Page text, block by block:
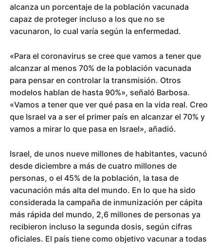
alcanza un porcentaje de la población vacunada
capaz de proteger incluso a los que no se
vacunaron, lo cual varía según la enfermedad.
«Para el coronavirus se cree que vamos a tener que
alcanzar al menos 70% de la población vacunada
para pensar en controlar la transmisión. Otros
modelos hablan de hasta 90%», señaló Barbosa.
«Vamos a tener que ver qué pasa en la vida real. Creo
que Israel va a ser el primer país en alcanzar el 70% y
vamos a mirar lo que pasa en Israel», añadió.
Israel, de unos nueve millones de habitantes, vacunó
desde diciembre a más de cuatro millones de
personas, o el 45% de la población, la tasa de
vacunación más alta del mundo. En lo que ha sido
considerada la campaña de inmunización per cápita
más rápida del mundo, 2,6 millones de personas ya
recibieron incluso la segunda dosis, según cifras
oficiales. El país tiene como objetivo vacunar a todas